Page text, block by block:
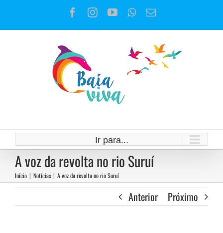
o
Facebook
Instagram
YouTubeWhatsApp
E-
Ir para...
A voz da revolta no rio Suruí
Início | Notícias | A voz da revolta no rio Suruí
Anterior Próximo